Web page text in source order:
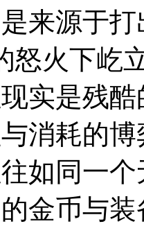
来源于
怒火下屹
实是残
消耗的
如同一
金币与装